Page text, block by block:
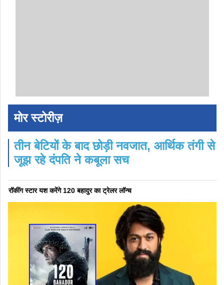
मोर स्टोरीज़
तीन बेटियों के बाद छोड़ी नवजात, आर्थिक तंगी से
जूझ रहे दंपति ने कबूला सच
रॉकींग स्टार यश करेंगे 120 बहादुर का ट्रेलर लॉन्च